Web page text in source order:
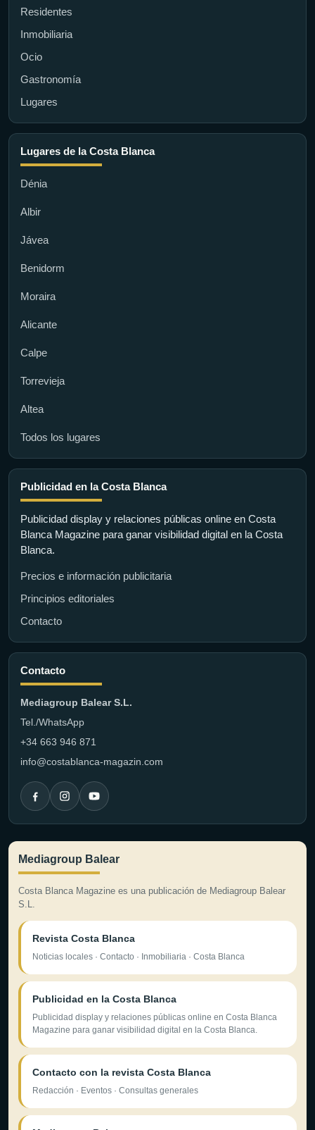
Residentes
Inmobiliaria
Ocio
Gastronomía
Lugares
Lugares de la Costa Blanca
Dénia
Albir
Jávea
Benidorm
Moraira
Alicante
Calpe
Torrevieja
Altea
Todos los lugares
Publicidad en la Costa Blanca
Publicidad display y relaciones públicas online en Costa
Blanca Magazine para ganar visibilidad digital en la Costa
Blanca.
Precios e información publicitaria
Principios editoriales
Contacto
Contacto
Mediagroup Balear S.L.
Tel./WhatsApp
+34 663 946 871
info@costablanca-magazin.com
Mediagroup Balear
Costa Blanca Magazine es una publicación de Mediagroup Balear
S.L.
Revista Costa Blanca
Noticias locales · Contacto · Inmobiliaria · Costa Blanca
Publicidad en la Costa Blanca
Publicidad display y relaciones públicas online en Costa Blanca
Magazine para ganar visibilidad digital en la Costa Blanca.
Contacto con la revista Costa Blanca
Redacción · Eventos · Consultas generales